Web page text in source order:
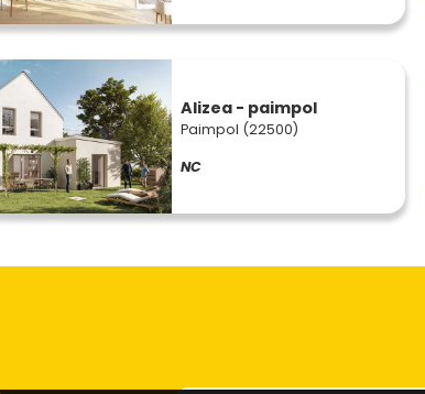
Alizea - paimpol
Paimpol (22500)
NC